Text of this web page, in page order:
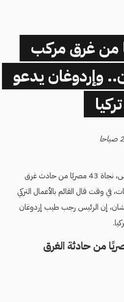
من غرق مركب
وإردوغان يدعو
أعلنت وزارة الهجرة المصرية أمس، نجاة 43 مصريًا من حادث غرق
في وقت قال القائم بالأعمال التركي
شان، إن الرئيس رجب طيب إردوغان
نجاة 43 مصريًا من حادثة الغرق